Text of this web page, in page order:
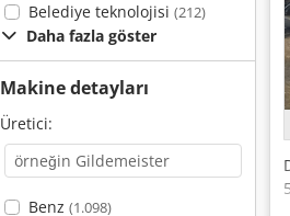
Belediye teknolojisi (212)
Daha fazla göster
Makine detayları
Üretici:
Benz (1.098)